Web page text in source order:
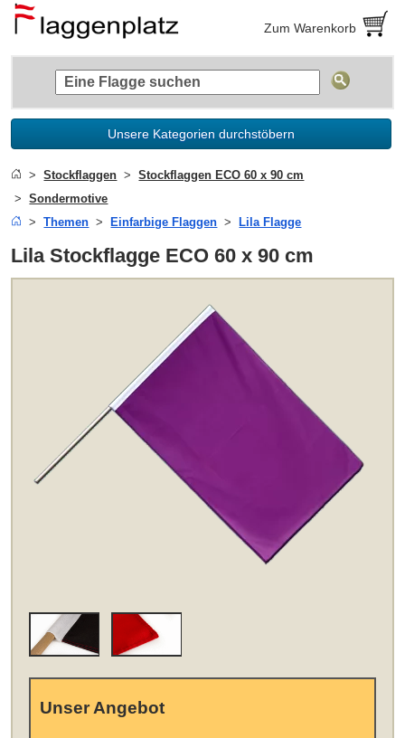
Zum Warenkorb
Unsere Kategorien durchstöbern
Stockflaggen
Stockflaggen ECO 60 x 90 cm
Sondermotive
Themen
Einfarbige Flaggen Lila Flagge
Lila Stockflagge ECO 60 x 90 cm
Unser Angebot